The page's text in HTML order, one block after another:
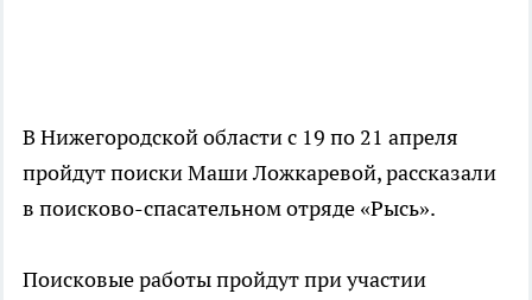
В Нижегородской области с 19 по 21 апреля
пройдут поиски Маши Ложкаревой, рассказали
в поисково-спасательном отряде «Рысь».
Поисковые работы пройдут при участии